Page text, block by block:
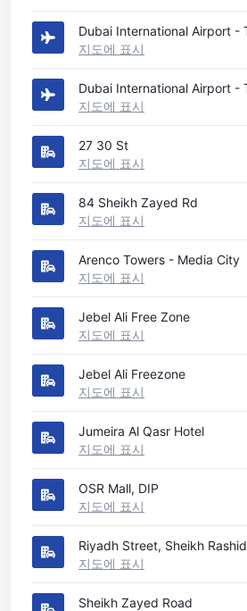
Dubai International Airport -
지도에 표시
Dubai International Airport -
지도에 표시
27 30 St
지도에 표시
84 Sheikh Zayed Rd
지도에 표시
Arenco Towers - Media City
지도에 표시
Jebel Ali Free Zone
지도에 표시
Jebel Ali Freezone
지도에 표시
Jumeira Al Qasr Hotel
지도에 표시
OSR Mall, DIP
지도에 표시
Riyadh Street, Sheikh
지도에 표시
Sheikh Zayed Road